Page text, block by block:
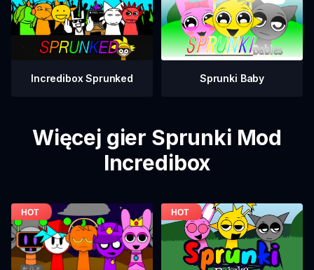
Incredibox Sprunked Sprunki Baby
Więcej gier Sprunki Mod
Incredibox